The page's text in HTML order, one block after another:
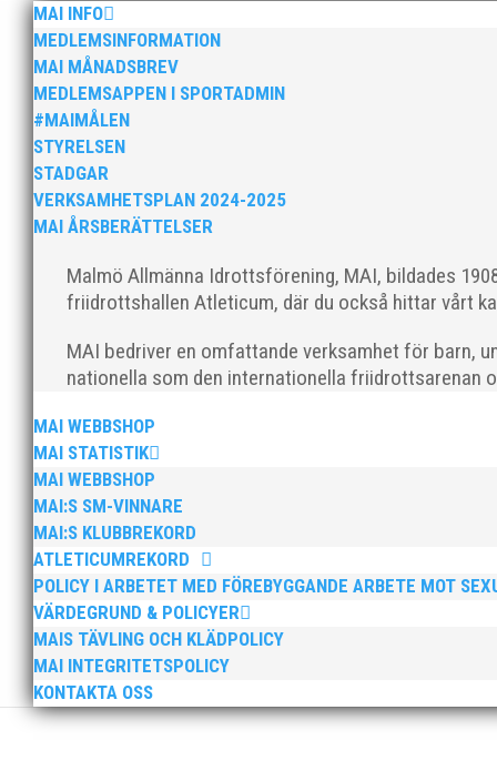
MAI INFO
MEDLEMSINFORMATION
MAI MÅNADSBREV
MEDLEMSAPPEN I SPORTADMIN
#MAIMÅLEN
STYRELSEN
STADGAR
VERKSAMHETSPLAN 2024-2025
MAI ÅRSBERÄTTELSER
Malmö Allmänna Idrottsförening, MAI, bildades
friidrottshallen Atleticum, där du också hittar vårt
MAI bedriver en omfattande verksamhet för barn,
nationella som den internationella friidrottsarenan
MAI WEBBSHOP
MAI STATISTIK
MAI WEBBSHOP
MAI:S SM-VINNARE
MAI:S KLUBBREKORD
ATLETICUMREKORD
POLICY I ARBETET MED FÖREBYGGANDE ARBETE MOT
VÄRDEGRUND & POLICYER
MAIS TÄVLING OCH KLÄDPOLICY
MAI INTEGRITETSPOLICY
KONTAKTA OSS
på plats och igång med en mängd olika
Nu är hösten här och för oss MAI:re
från mig som ordförande i vår anrika
MAI Klubbkväll 8 okt – MAI bjöd in alla
Thomas Leandersson